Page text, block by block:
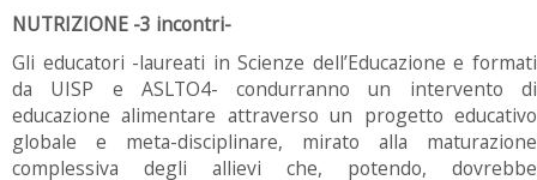
NUTRIZIONE -3 incontri-
Gli educatori -laureati in Scienze dell’Educazione e formati
da UISP e ASLTO4- condurranno un intervento di
educazione alimentare attraverso un progetto educativo
globale e meta-disciplinare, mirato alla maturazione
complessiva degli allievi che, potendo, dovrebbe